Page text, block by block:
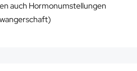
auch Hormonumstellungen